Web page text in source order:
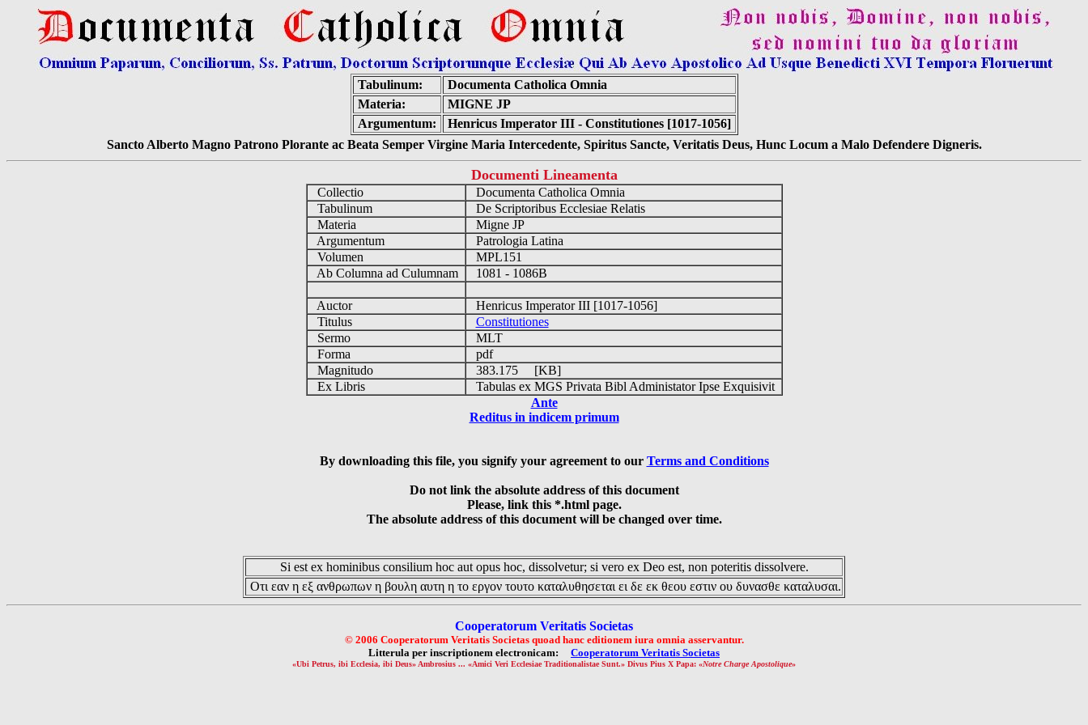
Tabulinum:
Documenta Catholica Omnia
Materia:
MIGNE JP
Argumentum:
Henricus Imperator III - Constitutiones [1017-1056]
Sancto Alberto Magno Patrono Plorante ac Beata Semper Virgine Maria Intercedente, Spiritus Sancte, Veritatis Deus, Hunc Locum a Malo Defendere Digneris.
Documenti Lineamenta
Collectio
Documenta Catholica Omnia
Tabulinum
De Scriptoribus Ecclesiae Relatis
Materia
Migne JP
Argumentum
Patrologia Latina
Volumen
MPL151
Ab Columna ad Culumnam
1081 - 1086B
Auctor
Henricus Imperator III [1017-1056]
Titulus
Constitutiones
Sermo
MLT
Forma
pdf
Magnitudo
383.175 [KB]
Ex Libris
Tabulas ex MGS Privata Bibl Administator Ipse Exquisivit
Ante
Reditus in indicem primum
By downloading this file, you signify your agreement to our Terms and Conditions
Do not link the absolute address of this document
Please, link this *.html page.
The absolute address of this document will be changed over time.
Si est ex hominibus consilium hoc aut opus hoc, dissolvetur; si vero ex Deo est, non poteritis dissolvere.
Οτι εαν η εξ ανθρωπων η βουλη αυτη η το εργον τουτο καταλυθησεται ει δε εκ θεου εστιν ου δυνασθε καταλυσαι.
Cooperatorum Veritatis Societas
© 2006 Cooperatorum Veritatis Societas quoad hanc editionem iura omnia asservantur.
Litterula per inscriptionem electronicam: Cooperatorum Veritatis Societas
«Ubi Petrus, ibi Ecclesia, ibi Deus» Ambrosius ... «Amici Veri Ecclesiae Traditionalistae Sunt.» Divus Pius X Papa: «Notre Charge Apostolique»